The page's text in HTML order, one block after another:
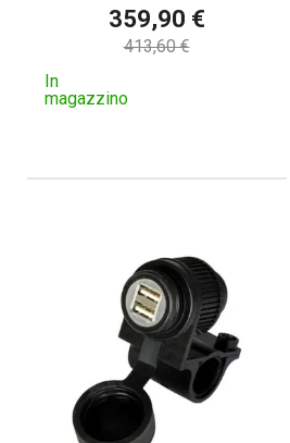
359,90 €
413,60 €
In
magazzino